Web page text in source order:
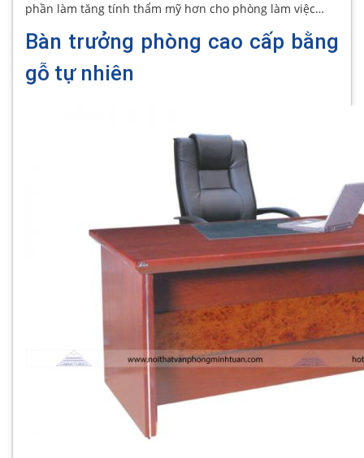
phần làm tăng tính thẩm mỹ hơn cho phòng làm việc…
Bàn trưởng phòng cao cấp bằng
gỗ tự nhiên